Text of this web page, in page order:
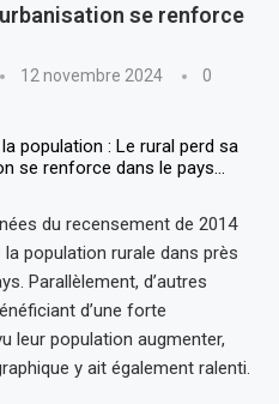
se renforce
12 novembre 2024
0
du recensement de 2014
population rurale dans près
Parallèlement, d’autres
d’une forte
leur population augmenter,
y ait également ralenti.